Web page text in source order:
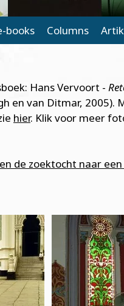
books Columns
Hans Vervoort -
en van Ditmar, 2005).
hier. Klik voor meer
de zoektocht naar